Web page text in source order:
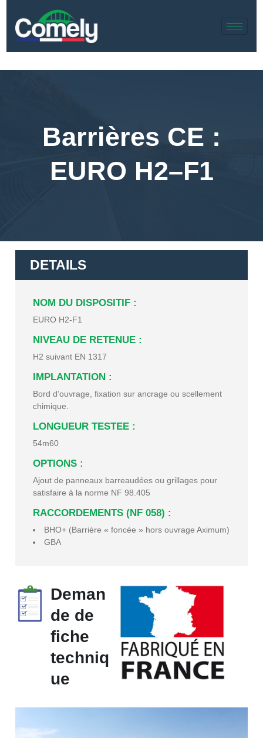
Barrières CE :
EURO H2–F1
DETAILS
NOM DU DISPOSITIF :
EURO H2-F1
NIVEAU DE RETENUE :
H2 suivant EN 1317
IMPLANTATION :
Bord d’ouvrage, fixation sur ancrage ou scellement
chimique.
LONGUEUR TESTEE :
54m60
OPTIONS :
Ajout de panneaux barreaudées ou grillages pour
satisfaire à la norme NF 98.405
RACCORDEMENTS (NF 058) :
BHO+ (Barrière « foncée » hors ouvrage Aximum)
GBA
Deman
de de
fiche
techniq
ue